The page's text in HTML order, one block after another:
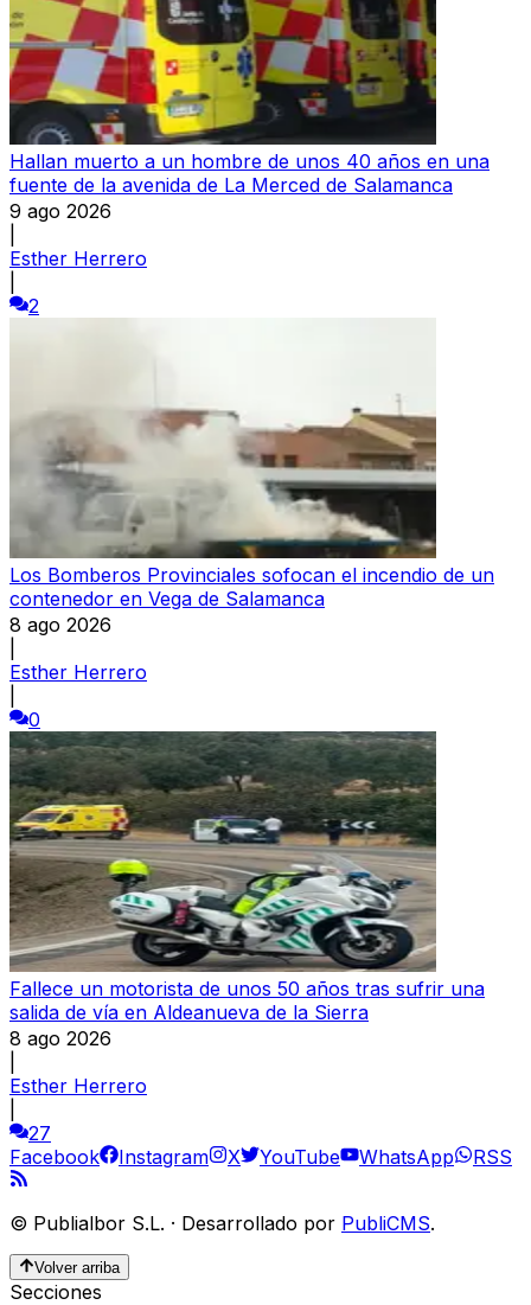
Hallan muerto a un hombre de unos 40 años en una
fuente de la avenida de La Merced de Salamanca
9 ago 2026
Esther Herrero
2
Los Bomberos Provinciales sofocan el incendio de un
contenedor en Vega de Salamanca
8 ago 2026
Esther Herrero
0
Fallece un motorista de unos 50 años tras sufrir una
salida de vía en Aldeanueva de la Sierra
8 ago 2026
Esther Herrero
27
Facebook
Instagram X YouTube WhatsApp RSS
© Publialbor S.L. · Desarrollado por PubliCMS.
Volver arriba
Secciones